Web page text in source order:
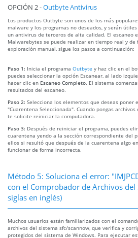
OPCIÓN 2 -Outbyte Antivirus
Los productos Outbyte son unos de los más
malware y los programas no deseados, y serán
un antivirus de terceros de alta calidad. El escaneo
Malwarebytes se puede realizar en tiempo real y
exploración manual, sigue los pasos a continuación:
Paso 1: Inicia el programa Outbyte y haz clic en el
puedes seleccionar la opción Escanear, al lado
hacer clic en Escaneo Completo. El sistema
resultados del escaneo.
Paso 2: Selecciona los elementos que deseas poner
"Cuarentena Seleccionada". Cuando pongas
te solicite reiniciar la computadora.
Paso 3: Después de reiniciar el programa, puedes
cuarentena yendo a la sección correspondiente del
ellos si resultó que después de la cuarentena algo
funcionar de forma incorrecta.
Método 5: Soluciona el error:
con el Comprobador de Archivos del
siglas en inglés)
Muchos usuarios están familiarizados con el
archivos del sistema sfc/scannow, que verifica y
protegidos del sistema de Windows. Para ejecutar